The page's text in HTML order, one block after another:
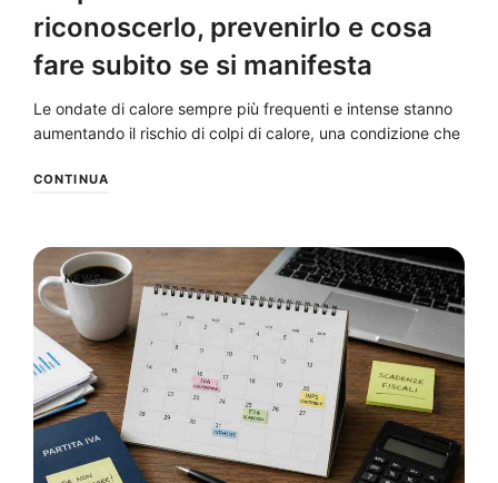
riconoscerlo, prevenirlo e cosa
fare subito se si manifesta
Le ondate di calore sempre più frequenti e intense stanno
aumentando il rischio di colpi di calore, una condizione che
CONTINUA
NEWS